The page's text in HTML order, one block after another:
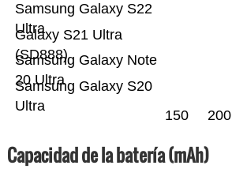
Samsung Galaxy S20
Ultra
Samsung Galaxy Note
20 Ultra
Galaxy S21 Ultra
(SD888)
Samsung Galaxy S22
Ultra
150 200
Capacidad de la batería (mAh)